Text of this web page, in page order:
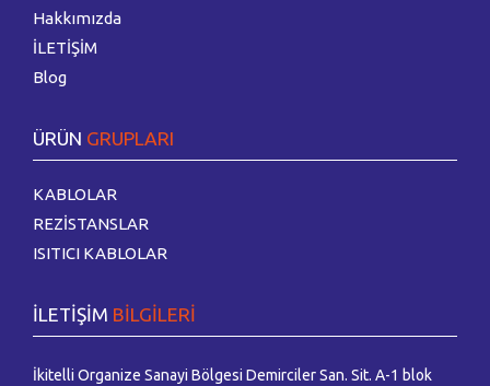
Hakkımızda
İLETİŞİM
Blog
ÜRÜN GRUPLARI
KABLOLAR
REZİSTANSLAR
ISITICI KABLOLAR
İLETİŞİM BİLGİLERİ
İkitelli Organize Sanayi Bölgesi Demirciler San. Sit. A-1 blok